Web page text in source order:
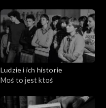
Ludzie i ich historie
Moś to jest ktoś